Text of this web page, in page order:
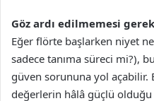
Göz ardı edilmemesi
Eğer flörte başlarken niyet
sadece tanıma süreci mi?),
güven sorununa yol açabilir.
değerlerin hâlâ güçlü